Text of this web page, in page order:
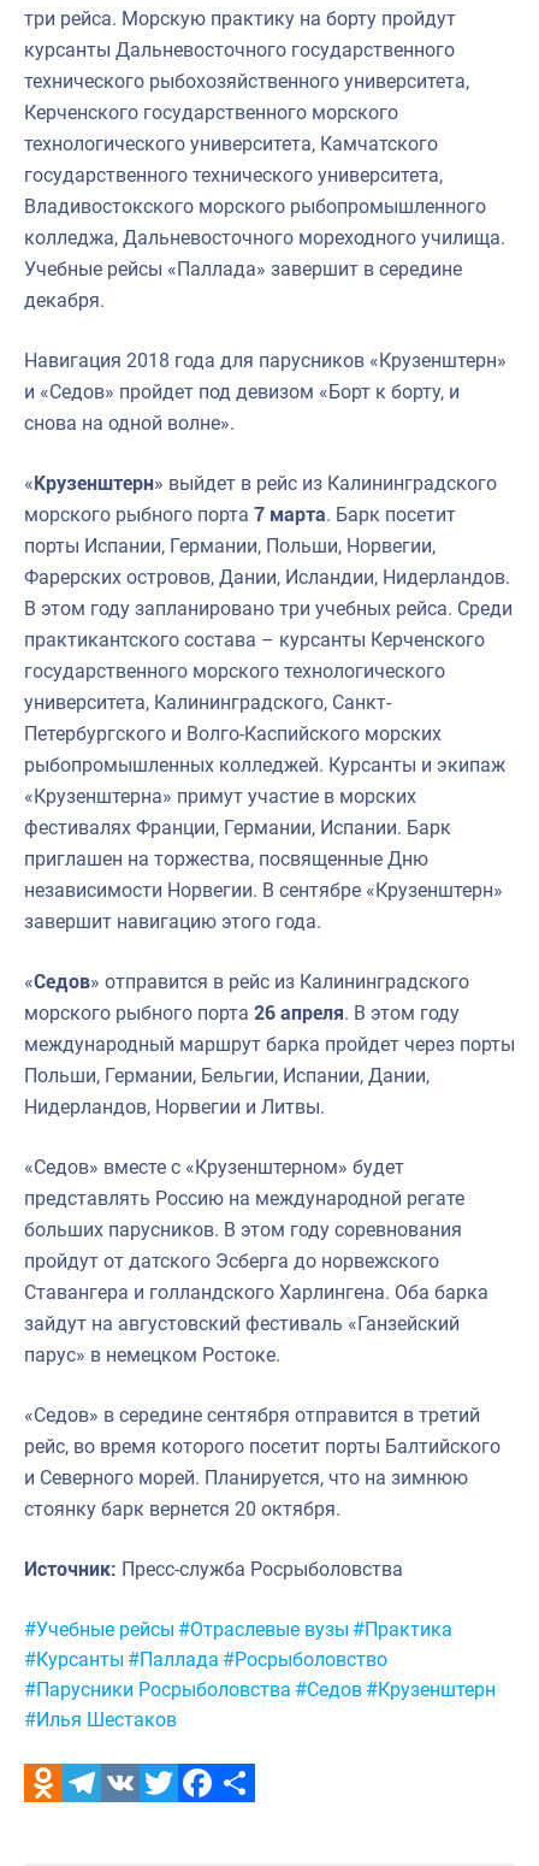
три рейса. Морскую практику на борту пройдут
курсанты Дальневосточного государственного
технического рыбохозяйственного университета,
Керченского государственного морского
технологического университета, Камчатского
государственного технического университета,
Владивостокского морского рыбопромышленного
колледжа, Дальневосточного мореходного училища.
Учебные рейсы «Паллада» завершит в середине
декабря.
Навигация 2018 года для парусников «Крузенштерн»
и «Седов» пройдет под девизом «Борт к борту, и
снова на одной волне».
«Крузенштерн» выйдет в рейс из Калининградского
морского рыбного порта 7 марта. Барк посетит
порты Испании, Германии, Польши, Норвегии,
Фарерских островов, Дании, Исландии, Нидерландов.
В этом году запланировано три учебных рейса. Среди
практикантского состава – курсанты Керченского
государственного морского технологического
университета, Калининградского, Санкт-
Петербургского и Волго-Каспийского морских
рыбопромышленных колледжей. Курсанты и экипаж
«Крузенштерна» примут участие в морских
фестивалях Франции, Германии, Испании. Барк
приглашен на торжества, посвященные Дню
независимости Норвегии. В сентябре «Крузенштерн»
завершит навигацию этого года.
«Седов» отправится в рейс из Калининградского
морского рыбного порта 26 апреля. В этом году
международный маршрут барка пройдет через порты
Польши, Германии, Бельгии, Испании, Дании,
Нидерландов, Норвегии и Литвы.
«Седов» вместе с «Крузенштерном» будет
представлять Россию на международной регате
больших парусников. В этом году соревнования
пройдут от датского Эсберга до норвежского
Ставангера и голландского Харлингена. Оба барка
зайдут на августовский фестиваль «Ганзейский
парус» в немецком Ростоке.
«Седов» в середине сентября отправится в третий
рейс, во время которого посетит порты Балтийского
и Северного морей. Планируется, что на зимнюю
стоянку барк вернется 20 октября.
Источник: Пресс-служба Росрыболовства
Метки:
#Учебные рейсы #Отраслевые вузы #Практика
#Курсанты #Паллада #Росрыболовство
#Парусники Росрыболовства #Седов #Крузенштерн
#Илья Шестаков